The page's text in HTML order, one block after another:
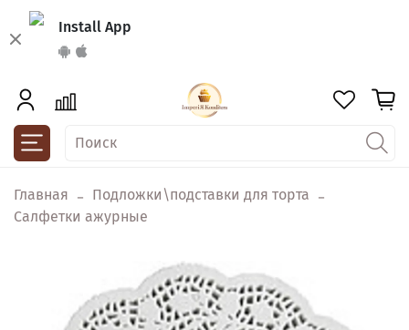
Install App
Главная
Подложки\подставки для торта
Салфетки ажурные